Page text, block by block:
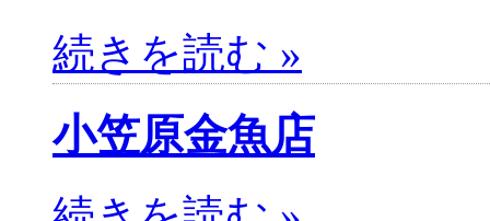
続きを読む »
小笠原金魚店